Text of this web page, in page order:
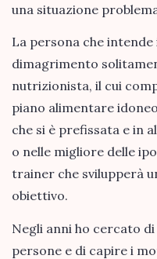
una situazione
La persona che
dimagrimento
nutrizionista, il cui
piano alimentare
che si è prefissata e in
o nelle migliore delle
trainer che svilupperà
obiettivo.
Negli anni ho cercato
persone e di capire i